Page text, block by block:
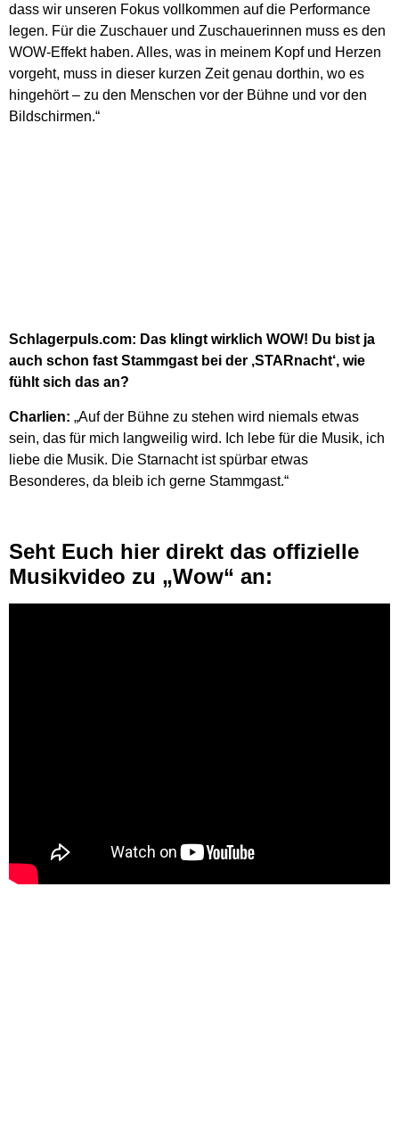
dass wir unseren Fokus vollkommen auf die Performance
legen. Für die Zuschauer und Zuschauerinnen muss es den
WOW-Effekt haben. Alles, was in meinem Kopf und Herzen
vorgeht, muss in dieser kurzen Zeit genau dorthin, wo es
hingehört – zu den Menschen vor der Bühne und vor den
Bildschirmen.“
Schlagerpuls.com: Das klingt wirklich WOW! Du bist ja
auch schon fast Stammgast bei der ‚STARnacht‘, wie
fühlt sich das an?
Charlien: „Auf der Bühne zu stehen wird niemals etwas
sein, das für mich langweilig wird. Ich lebe für die Musik, ich
liebe die Musik. Die Starnacht ist spürbar etwas
Besonderes, da bleib ich gerne Stammgast.“
Seht Euch hier direkt das offizielle
Musikvideo zu „Wow“ an: